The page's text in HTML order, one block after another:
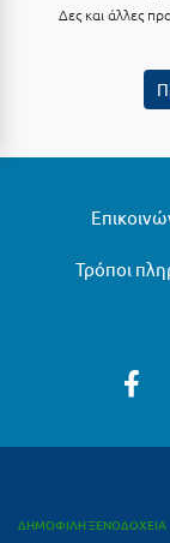
Κομοτηνή
Δες και άλλες
Τρόποι
ΔΗΜΟΦΙΛΗ ΞΕΝΟΔΟΧΕΙΑ